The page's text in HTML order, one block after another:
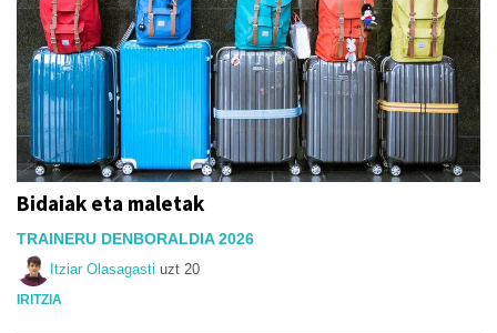
Bidaiak eta maletak
TRAINERU DENBORALDIA 2026
Itziar Olasagasti uzt 20
IRITZIA